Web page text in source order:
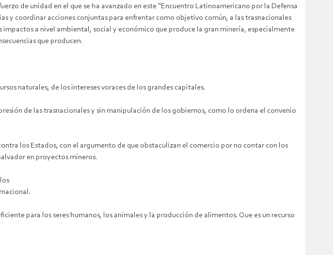
de unidad en el que se ha avanzado en este “Encuentro Latinoamericano por la Defensa
y coordinar acciones conjuntas para enfrentar como objetivo común, a las trasnacionales
a nivel ambiental, social y económico que produce la gran minería, especialmente
que producen.
naturales, de los intereses voraces de los grandes capitales.
de las trasnacionales y sin manipulación de los gobiernos, como lo ordena el convenio
los Estados, con el argumento de que obstaculizan el comercio por no contar con los
en proyectos mineros.
para los seres humanos, los animales y la producción de alimentos. Que es un recurso